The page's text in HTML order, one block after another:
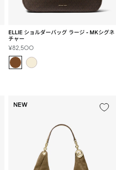
ELLIE ショルダーバッグ ラージ - MKシグネ
チャー
セ
ー
ル
¥82,500
NEW